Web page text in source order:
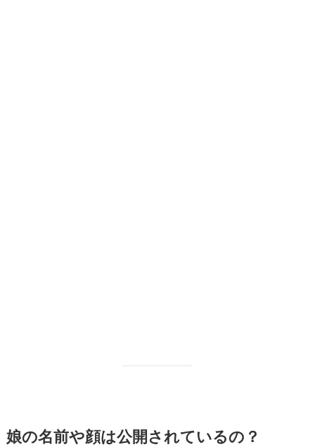
娘の名前や顔は公開されているの？